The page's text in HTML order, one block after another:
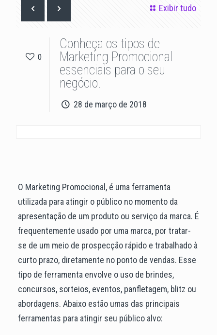
Exibir tudo
0
Conheça os tipos de
Marketing Promocional
essenciais para o seu
negócio.
28 de março de 2018
O Marketing Promocional, é uma ferramenta
utilizada para atingir o público no momento da
apresentação de um produto ou serviço da marca. É
frequentemente usado por uma marca, por tratar-
se de um meio de prospecção rápido e trabalhado à
curto prazo, diretamente no ponto de vendas. Esse
tipo de ferramenta envolve o uso de brindes,
concursos, sorteios, eventos, panfletagem, blitz ou
abordagens. Abaixo estão umas das principais
ferramentas para atingir seu público alvo: